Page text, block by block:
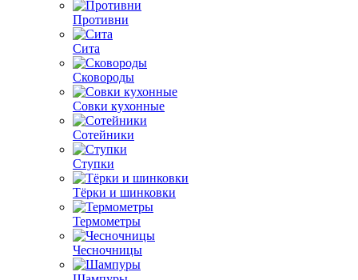
Противни
Сита
Сковороды
Совки кухонные
Сотейники
Ступки
Тёрки и шинковки
Термометры
Чесночницы